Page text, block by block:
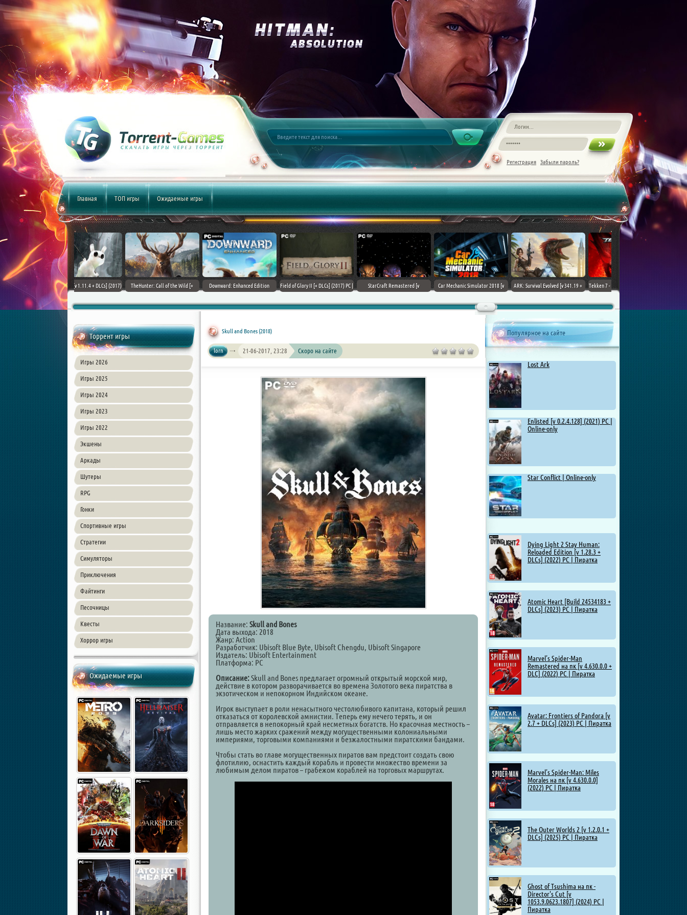
Регистрация Забыли пароль?
Главная ТОП игры Ожидаемые игры
World [v 1.11.4 + DLCs] (2017)
PC | Лицензия
TheHunter: Call of the Wild [+
Downward: Enhanced Edition
Field of Glory II [+ DLCs] (2017) PC |
StarCraft Remastered [v
Car Mechanic Simulator 2018 [v
ARK: Survival Evolved [v 341.19 +
Tekken 7 - Ultimate Edition [v 4.22
Chovka
Торрент игры
Игры 2026
Игры 2025
Игры 2024
Игры 2023
Игры 2022
Экшены
Аркады
Шутеры
RPG
Гонки
Спортивные игры
Стратегии
Симуляторы
Приключения
Файтинги
Песочницы
Квесты
Хоррор игры
Ожидаемые игры
Популярное на сайте
Lost Ark
Enlisted [v 0.2.4.128] (2021) PC |
Online-only
Star Conflict | Online-only
Dying Light 2 Stay Human:
Reloaded Edition [v 1.28.3 +
DLCs] (2022) PC | Пиратка
Atomic Heart [Build 24534183 +
DLCs] (2023) PC | Пиратка
Marvel’s Spider-Man
Remastered на пк [v 4.630.0.0 +
DLC] (2022) PC | Пиратка
Avatar: Frontiers of Pandora [v
2.7 + DLCs] (2023) PC | Пиратка
Marvel’s Spider-Man: Miles
Morales на пк [v 4.630.0.0]
(2022) PC | Пиратка
The Outer Worlds 2 [v 1.2.0.1 +
DLCs] (2025) PC | Пиратка
Ghost of Tsushima на пк -
Director's Cut [v
1053.9.0623.1807] (2024) PC |
Пиратка
Skull and Bones (2018)
lorn 21-06-2017, 23:28 Скоро на сайте
Название: Skull and Bones
Дата выхода: 2018
Жанр: Action
Разработчик: Ubisoft Blue Byte, Ubisoft Chengdu, Ubisoft Singapore
Издатель: Ubisoft Entertainment
Платформа: PC
Описание:Skull and Bones предлагает огромный открытый морской мир,
действие в котором разворачивается во времена Золотого века пиратства в
экзотическом и непокорном Индийском океане.
Игрок выступает в роли ненасытного честолюбивого капитана, который решил
отказаться от королевской амнистии. Теперь ему нечего терять, и он
отправляется в непокорный край несметных богатств. Но красочная местность –
лишь место жарких сражений между могущественными колониальными
империями, торговыми компаниями и безжалостными пиратскими бандами.
Чтобы стать во главе могущественных пиратов вам предстоит создать свою
флотилию, оснастить каждый корабль и провести множество времени за
любимым делом пиратов – грабежом кораблей на торговых маршрутах.